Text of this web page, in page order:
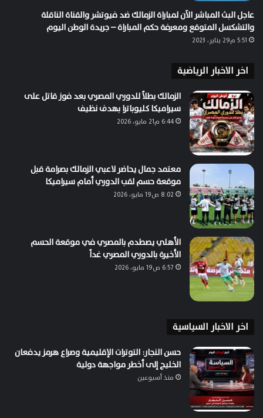
عاجل البث المباشر الآن لمباراة الزمالك ضد فيوتشر والقناة الناقلة
والتشكسل المتوقع ومعرفة حكم المباراة – جريدة الوطن اليوم
5:51 م29 يناير، 2023
اخر الاخبار الرياضية
الزمالك بطلاً للدوري المصري بعد فوز قاتل على
سيراميكا كليوباترا بهدف نظيف
6:44 م21 مايو، 2026
معتمد جمال يحاضر لاعبي الزمالك بصرامة قبل
موقعة حسم لقب الدوري أمام سيراميكا
8:02 ص19 مايو، 2026
الأهلي يصطدم بالمصري في موقعة الحسم
الأخيرة بالدوري المصري غداً
6:57 ص19 مايو، 2026
اخر الاخبار السياسية
حسن النجار: التوترات الإقليمية وصراع هرمز يدفعان
الخليج إلى أخطر مواجهة دولية
منذ أسبوعين